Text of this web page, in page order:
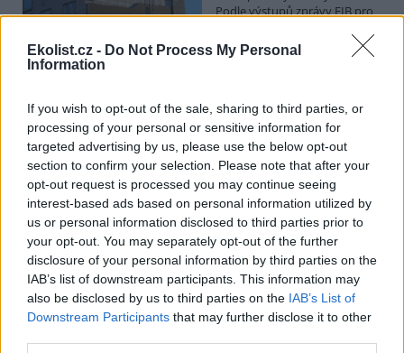
Ekolist.cz - Do Not Process My Personal
Information
If you wish to opt-out of the sale, sharing to third parties, or
processing of your personal or sensitive information for
targeted advertising by us, please use the below opt-out
section to confirm your selection. Please note that after your
opt-out request is processed you may continue seeing
interest-based ads based on personal information utilized by
us or personal information disclosed to third parties prior to
your opt-out. You may separately opt-out of the further
disclosure of your personal information by third parties on the
IAB’s list of downstream participants. This information may
also be disclosed by us to third parties on the IAB’s List of
Downstream Participants that may further disclose it to other
Podle výstupů zprávy EIB pro
se to týká přibližně 1,1 milionu lidí, tedy zhruba 40 % osob žijících v
nájmu. K řešení krize dostupnosti bydlení je kromě nové výstavby
centrech obcí, a zároveň snižovat jeho dlouhodobé provozní
náklady. Desetina českých domácností totiž vydává na bydlení více
než 40 % svých příjmů.
Greenpeace: Podpora moratoria na hlubokomořskou
těžbu vzrostla na 46 států. ČR mezi nimi zatím chybí
4.8.2026
Diskuse: 3
Přes víkend skončilo 31. Valné
shromáždění Mezinárodního
úřadu pro mořské dno (ISA),
kde měla své zastoupení i
Česká republika. Zasedání
skončilo zklamáním, protože se vládám členských států nepodařilo